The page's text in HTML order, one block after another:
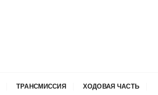
ТРАНСМИССИЯ ХОДОВАЯ ЧАСТЬ